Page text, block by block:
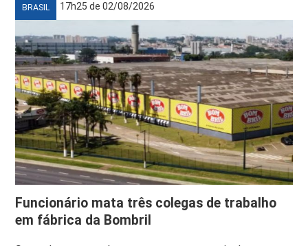
BRASIL 17h25 de 02/08/2026
Funcionário mata três colegas de trabalho
em fábrica da Bombril